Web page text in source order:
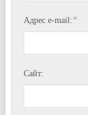
Адрес e-mail: *
Сайт: